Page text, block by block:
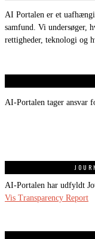
AI Portalen er et
samfund. Vi undersøger,
rettigheder, teknologi og
AI-Portalen tager ansvar
AI-Portalen har udfyldt
Vis Transparency Report